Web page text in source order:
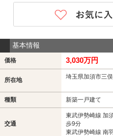
基本情報
価格 3,030万円
所在地 埼玉県加須市三
種類 新築一戸建て
交通
東武伊勢崎線 加
歩9分
東武伊勢崎線 南